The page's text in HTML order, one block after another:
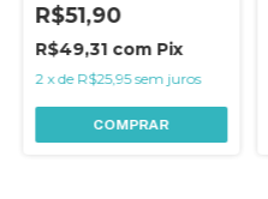
R$51,90
R$49,31 com Pix
2 xde R$25,95 sem juros
COMPRAR